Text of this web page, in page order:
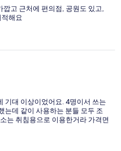
고 근처에 편의점, 공원도 있고,
해요
기대 이상이었어요. 4명이서 쓰는
는데 같이 사용하는 분들 모두 조
는 취침용으로 이용한거라 가격면